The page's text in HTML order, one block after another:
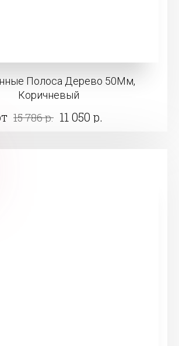
Полоса Дерево 50Мм,
Коричневый
15 786 р. 11 050 р.